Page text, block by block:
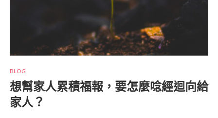
BLOG
想幫家人累積福報，要怎麼唸經迴向給
家人？